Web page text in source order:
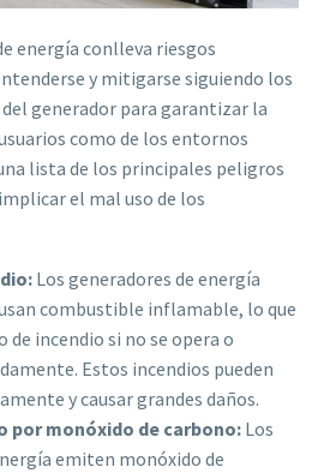
energía conlleva riesgos
y mitigarse siguiendo los
generador para garantizar la
como de los entornos
lista de los principales peligros
el mal uso de los
Los generadores de energía
combustible inflamable, lo que
de incendio si no se opera o
Estos incendios pueden
y causar grandes daños.
por monóxido de carbono: Los
emiten monóxido de